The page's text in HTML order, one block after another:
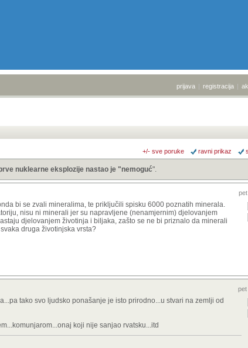
prijava | registracija |
+/- sve poruke ravni prikaz
nuklearne eksplozije nastao je "nemoguć".
bi se zvali mineralima, te priključili spisku 6000 poznatih minerala.
nisu ni minerali jer su napravljene (nenamjernim) djelovanjem
djelovanjem životinja i biljaka, zašto se ne bi priznalo da minerali
druga životinjska vrsta?
pet
tako svo ljudsko ponašanje je isto prirodno...u stvari na zemlji od
koji nije sanjao rvatsku...itd